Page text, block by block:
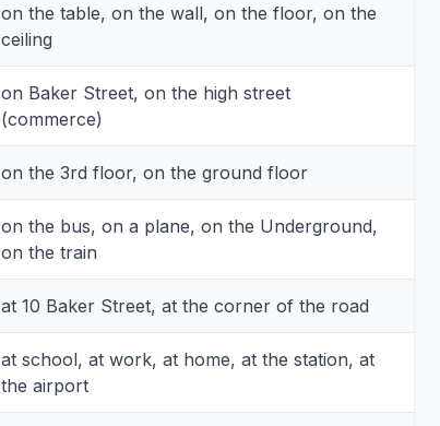
on the table, on the wall, on the floor, on the
ceiling
on Baker Street, on the high street
(commerce)
on the 3rd floor, on the ground floor
on the bus, on a plane, on the Underground,
on the train
at 10 Baker Street, at the corner of the road
at school, at work, at home, at the station, at
the airport